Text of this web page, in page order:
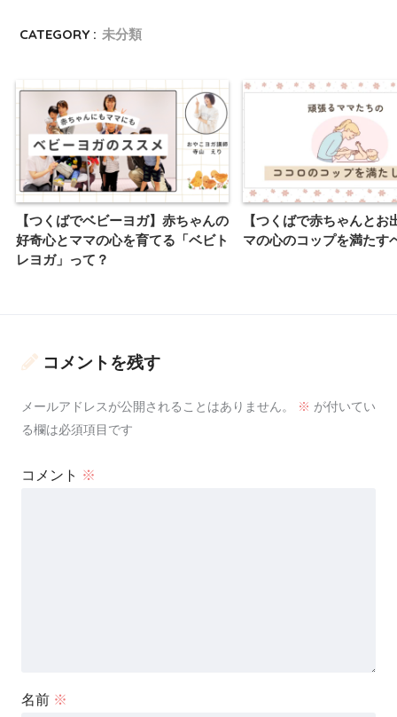
CATEGORY : 未分類
【つくばでベビーヨガ】赤ちゃんの
好奇心とママの心を育てる「ベビト
レヨガ」って？
【つくばで赤ちゃんとお
マの心のコップを満たす
コメントを残す
メールアドレスが公開されることはありません。 ※ が付いてい
る欄は必須項目です
コメント ※
名前 ※